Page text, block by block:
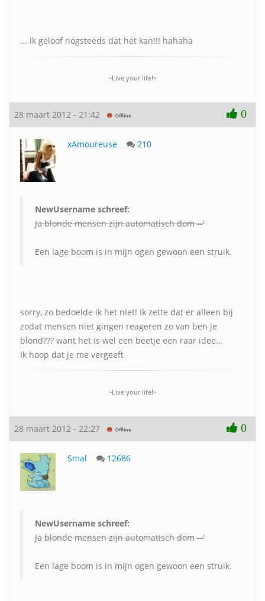
... ik geloof nogsteeds dat het kan!!! hahaha
~Live your life!~
28 maart 2012 - 21:42 0
xAmoureuse 210
NewUsername schreef:
Ja blonde mensen zijn automatisch dom --'
Een lage boom is in mijn ogen gewoon een struik.
sorry, zo bedoelde ik het niet! Ik zette dat er alleen bij
zodat mensen niet gingen reageren zo van ben je
blond??? want het is wel een beetje een raar idee...
Ik hoop dat je me vergeeft
~Live your life!~
28 maart 2012 - 22:27 0
Smal 12686
NewUsername schreef:
Ja blonde mensen zijn automatisch dom --'
Een lage boom is in mijn ogen gewoon een struik.